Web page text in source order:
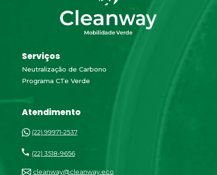
Serviços
Neutralização de Carbono
Programa CTe Verde
Atendimento
(22) 99971-2537
(22) 3518-9656
cleanway@cleanway.eco